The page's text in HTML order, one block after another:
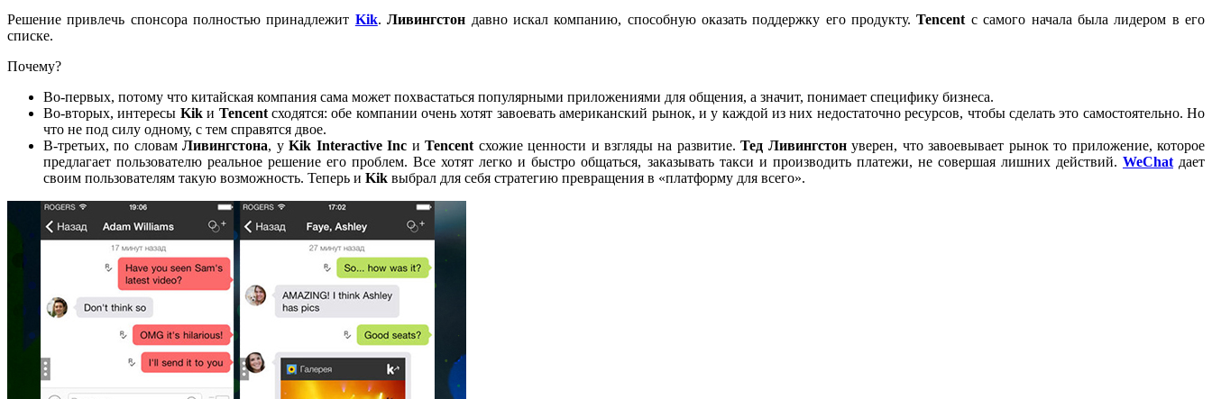
Решение привлечь спонсора полностью принадлежит Kik.Ливингстон давно искал компанию, способную оказать поддержку его продукту.Tencent с самого начала была лидером в его
списке.
Почему?
Во-первых, потому что китайская компания сама может похвастаться популярными приложениями для общения, а значит, понимает специфику бизнеса.
Во-вторых, интересы Kikи Tencentсходятся: обе компании очень хотят завоевать американский рынок, и у каждой из них недостаточно ресурсов, чтобы сделать это самостоятельно. Но
что не под силу одному, с тем справятся двое.
В-третьих, по словамЛивингстона, уKik Interactive Inc иTencent схожие ценности и взгляды на развитие.Тед Ливингстонуверен, что завоевывает рынок то приложение, которое
предлагает пользователю реальное решение его проблем. Все хотят легко и быстро общаться, заказывать такси и производить платежи, не совершая лишних действий. WeChatдает
своим пользователям такую возможность. Теперь и Kik выбрал для себя стратегию превращения в «платформу для всего».